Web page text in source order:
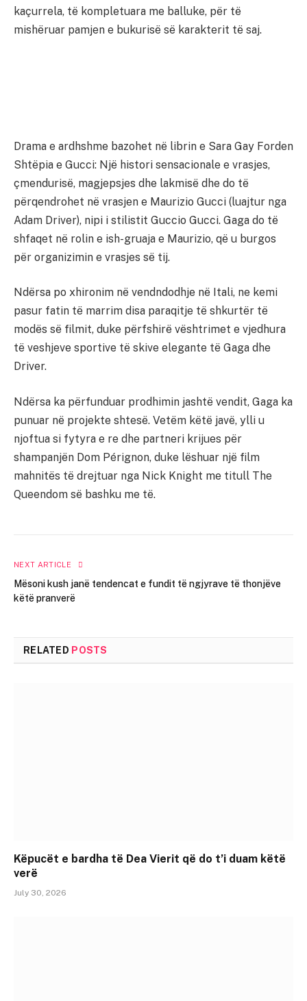
kaçurrela, të kompletuara me balluke, për të
mishëruar pamjen e bukurisë së karakterit të saj.
Drama e ardhshme bazohet në librin e Sara Gay Forden
Shtëpia e Gucci: Një histori sensacionale e vrasjes,
çmendurisë, magjepsjes dhe lakmisë dhe do të
përqendrohet në vrasjen e Maurizio Gucci (luajtur nga
Adam Driver), nipi i stilistit Guccio Gucci. Gaga do të
shfaqet në rolin e ish-gruaja e Maurizio, që u burgos
për organizimin e vrasjes së tij.
Ndërsa po xhironim në vendndodhje në Itali, ne kemi
pasur fatin të marrim disa paraqitje të shkurtër të
modës së filmit, duke përfshirë vështrimet e vjedhura
të veshjeve sportive të skive elegante të Gaga dhe
Driver.
Ndërsa ka përfunduar prodhimin jashtë vendit, Gaga ka
punuar në projekte shtesë. Vetëm këtë javë, ylli u
njoftua si fytyra e re dhe partneri krijues për
shampanjën Dom Pérignon, duke lëshuar një film
mahnitës të drejtuar nga Nick Knight me titull The
Queendom së bashku me të.
NEXT ARTICLE
Mësoni kush janë tendencat e fundit të ngjyrave të thonjëve
këtë pranverë
RELATED POSTS
Këpucët e bardha të Dea Vierit që do t’i duam këtë
verë
July 30, 2026